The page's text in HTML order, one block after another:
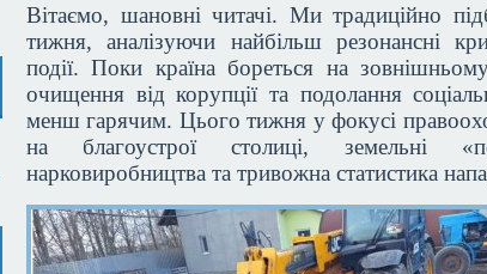
Вітаємо, шановні читачі. Ми традиційно
тижня, аналізуючи найбільш резонансні
події. Поки країна бореться на
очищення від корупції та подолання
менш гарячим. Цього тижня у фокусі
на благоустрої столиці, земельні
нарковиробництва та тривожна статистика